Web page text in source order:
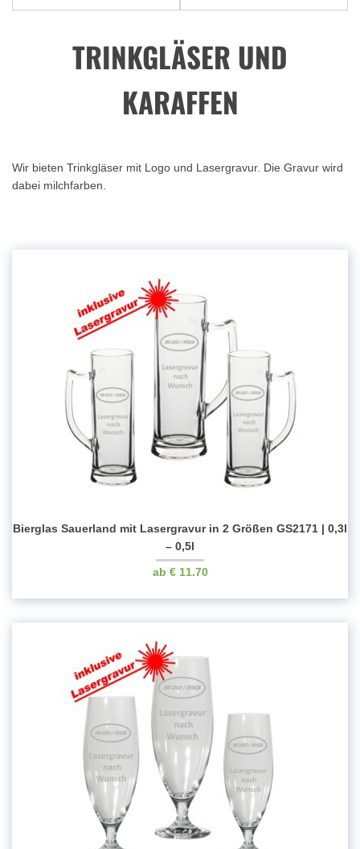
TRINKGLÄSER UND
KARAFFEN
Wir bieten Trinkgläser mit Logo und Lasergravur. Die Gravur wird
dabei milchfarben.
Bierglas Sauerland mit Lasergravur in 2 Größen GS2171 | 0,3l
– 0,5l
€11.70